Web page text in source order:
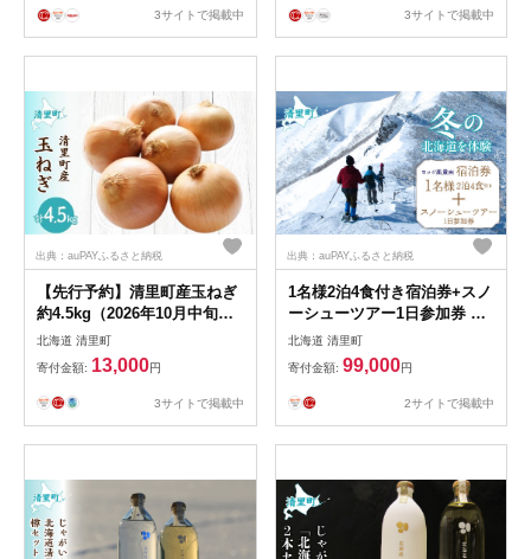
3サイトで掲載中
無料 】 KYSB0013サイトで掲載中
出典：auPAYふるさと納税
【先行予約】清里町産玉ねぎ
約4.5kg（2026年10月中旬よ
り順次発送）【 ふるさと納税
人気 おすすめ ランキング 野
菜 玉ねぎ たまねぎ タマネギ
新鮮 北海道 清里町 送料無料
北海道 清里町
寄付金額: 13,000円
3サイトで掲載中
出典：auPAYふるさと納税
1名様2泊4食付き宿泊券+スノ
ーシューツアー1日参加券 【
ふるさと納税 人気 おすすめ
ランキング チケット 宿泊券
体験 北海道 清里町 送料無料
】 KYSG004
北海道 清里町
寄付金額: 99,000円
2サイトで掲載中